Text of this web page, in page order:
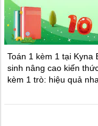
Toán 1 kèm 1 tại Kyna
sinh nâng cao kiến
kèm 1 trò: hiệu quả